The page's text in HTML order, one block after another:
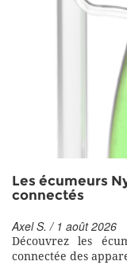
Les écumeurs
connectés
Axel S. / 1 août 2026
Découvrez les
connectée des